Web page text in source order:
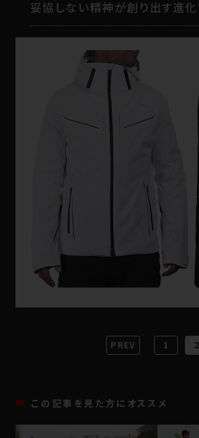
妥協しない精神が創り出す進
PREV 1 2
この記事を見た方にオススメ